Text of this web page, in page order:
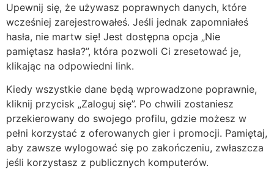
Upewnij się, że używasz poprawnych danych, które
wcześniej zarejestrowałeś. Jeśli jednak zapomniałeś
hasła, nie martw się! Jest dostępna opcja „Nie
pamiętasz hasła?”, która pozwoli Ci zresetować je,
klikając na odpowiedni link.
Kiedy wszystkie dane będą wprowadzone poprawnie,
kliknij przycisk „Zaloguj się”. Po chwili zostaniesz
przekierowany do swojego profilu, gdzie możesz w
pełni korzystać z oferowanych gier i promocji. Pamiętaj,
aby zawsze wylogować się po zakończeniu, zwłaszcza
jeśli korzystasz z publicznych komputerów.